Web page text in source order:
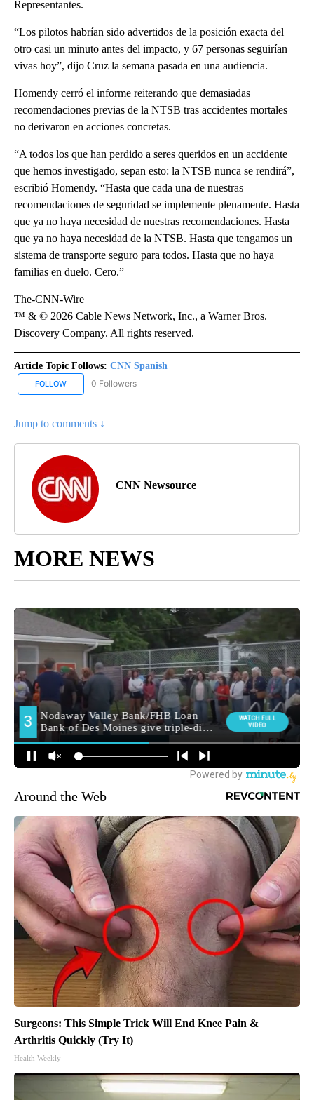
Representantes.
“Los pilotos habrían sido advertidos de la posición exacta del
otro casi un minuto antes del impacto, y 67 personas seguirían
vivas hoy”, dijo Cruz la semana pasada en una audiencia.
Homendy cerró el informe reiterando que demasiadas
recomendaciones previas de la NTSB tras accidentes mortales
no derivaron en acciones concretas.
“A todos los que han perdido a seres queridos en un accidente
que hemos investigado, sepan esto: la NTSB nunca se rendirá”,
escribió Homendy. “Hasta que cada una de nuestras
recomendaciones de seguridad se implemente plenamente. Hasta
que ya no haya necesidad de nuestras recomendaciones. Hasta
que ya no haya necesidad de la NTSB. Hasta que tengamos un
sistema de transporte seguro para todos. Hasta que no haya
familias en duelo. Cero.”
The-CNN-Wire
™ & © 2026 Cable News Network, Inc., a Warner Bros.
Discovery Company. All rights reserved.
Article Topic Follows: CNN Spanish
FOLLOW FOLLOW "CNN SPANISH" TO RECEIVE NOTIFICATIONS ABOUT
0 Followers
Jump to comments ↓
CNN Newsource
MORE NEWS
Around the Web
Surgeons: This Simple Trick Will End Knee Pain &
Arthritis Quickly (Try It)
Health Weekly